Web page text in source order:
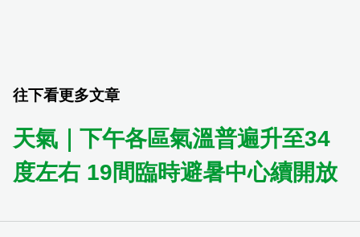
往下看更多文章
天氣｜下午各區氣溫普遍升至34
度左右 19間臨時避暑中心續開放